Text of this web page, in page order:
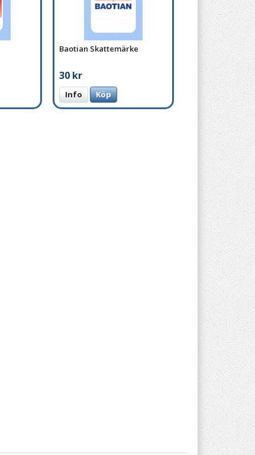
Baotian Skattemärke
30 kr
Info Köp